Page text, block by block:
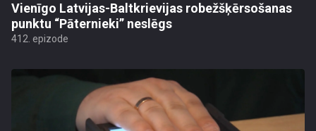
Vienīgo Latvijas-Baltkrievijas robežšķērsošanas
punktu “Pāternieki” neslēgs
412. epizode